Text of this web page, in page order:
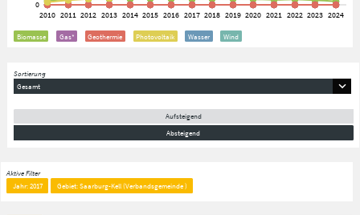
Biomasse Gas* Geothermie Photovoltaik Wasser Wind
Sortierung
Gesamt
Aufsteigend
Absteigend
Aktive Filter
Jahr: 2017
Gebiet: Saarburg-Kell (Verbandsgemeinde )